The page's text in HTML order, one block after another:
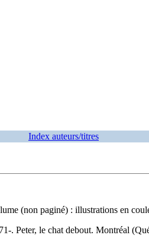
Index auteurs/titres
(non paginé) : illustrations en
. Peter, le chat debout. Montréal